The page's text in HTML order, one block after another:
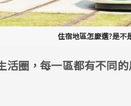
住宿地區怎麼選?是不
圈，每一區都有不同